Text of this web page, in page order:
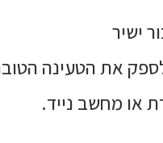
את הטעינה